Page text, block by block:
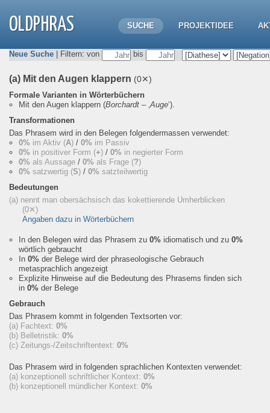
OLDPHRAS SUCHE PROJEKTIDEE
Neue Suche | Filtern: von bis
(a) Mit den Augen klappern (0✕)
Formale Varianten in Wörterbüchern
Mit den Augen klappern (Borchardt – ‚Auge‘).
Transformationen
Das Phrasem wird in den Belegen folgendermassen verwendet:
0% im Aktiv (A) / 0% im Passiv
0% in positiver Form (+) / 0% in negierter Form
0% als Aussage / 0% als Frage (?)
0% satzwertig (S) / 0% satzteilwertig
Bedeutungen
(a) nennt man obersächsisch das kokettierende Umherblicken
(0✕)
Angaben dazu in Wörterbüchern
In den Belegen wird das Phrasem zu 0% idiomatisch und zu 0%
wörtlich gebraucht
In 0% der Belege wird der phraseologische Gebrauch
metasprachlich angezeigt
Explizite Hinweise auf die Bedeutung des Phrasems finden sich
in 0% der Belege
Gebrauch
Das Phrasem kommt in folgenden Textsorten vor:
(a) Fachtext: 0%
(b) Belletristik: 0%
(c) Zeitungs-/Zeitschriftentext: 0%
Das Phrasem wird in folgenden sprachlichen Kontexten verwendet:
(a) konzeptionell schriftlicher Kontext: 0%
(b) konzeptionell mündlicher Kontext: 0%